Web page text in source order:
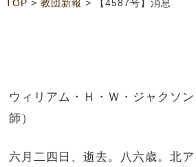
TOP > 教団新報 > 【4587号】消息
ウィリアム・Ｈ・Ｗ・ジャクソ
師）
六月二四日、逝去。八六歳。北